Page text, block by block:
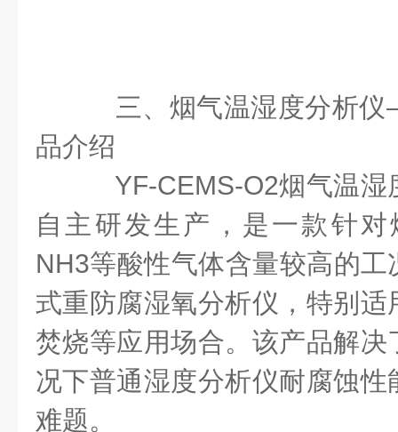
三、烟气温湿度分析
品介绍
YF-CEMS-O2烟气温湿
自主研发生产，是一款针
NH3等酸性气体含量较高的
式重防腐湿氧分析仪，特别
焚烧等应用场合。该产品解
况下普通湿度分析仪耐腐蚀
难题。